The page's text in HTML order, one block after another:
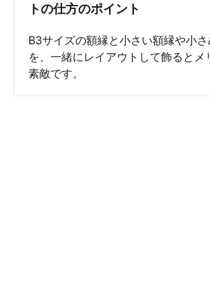
トの仕方のポイント
B3サイズの額縁と小さい額縁や小
を、一緒にレイアウトして飾るとメ
素敵です。